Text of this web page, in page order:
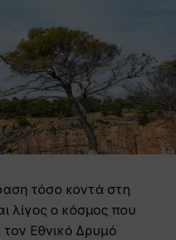
τόσο κοντά στη
λίγος ο κόσμος που
τον Εθνικό Δρυμό